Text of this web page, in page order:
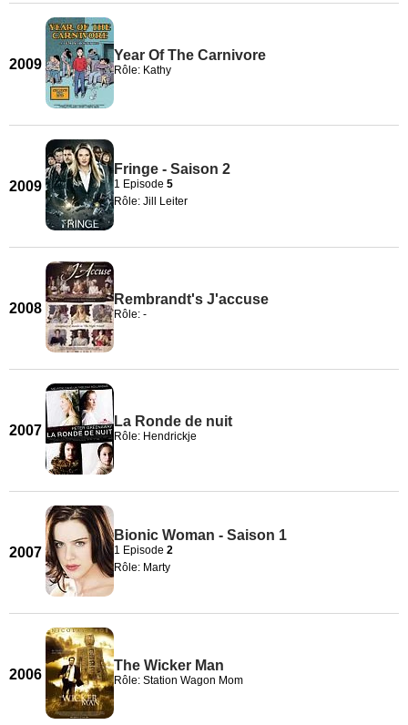
2009
Year Of The Carnivore
Rôle: Kathy
2009
Fringe - Saison 2
1 Episode 5
Rôle: Jill Leiter
2008
Rembrandt's J'accuse
Rôle: -
2007
La Ronde de nuit
Rôle: Hendrickje
2007
Bionic Woman - Saison 1
1 Episode 2
Rôle: Marty
2006
The Wicker Man
Rôle: Station Wagon Mom